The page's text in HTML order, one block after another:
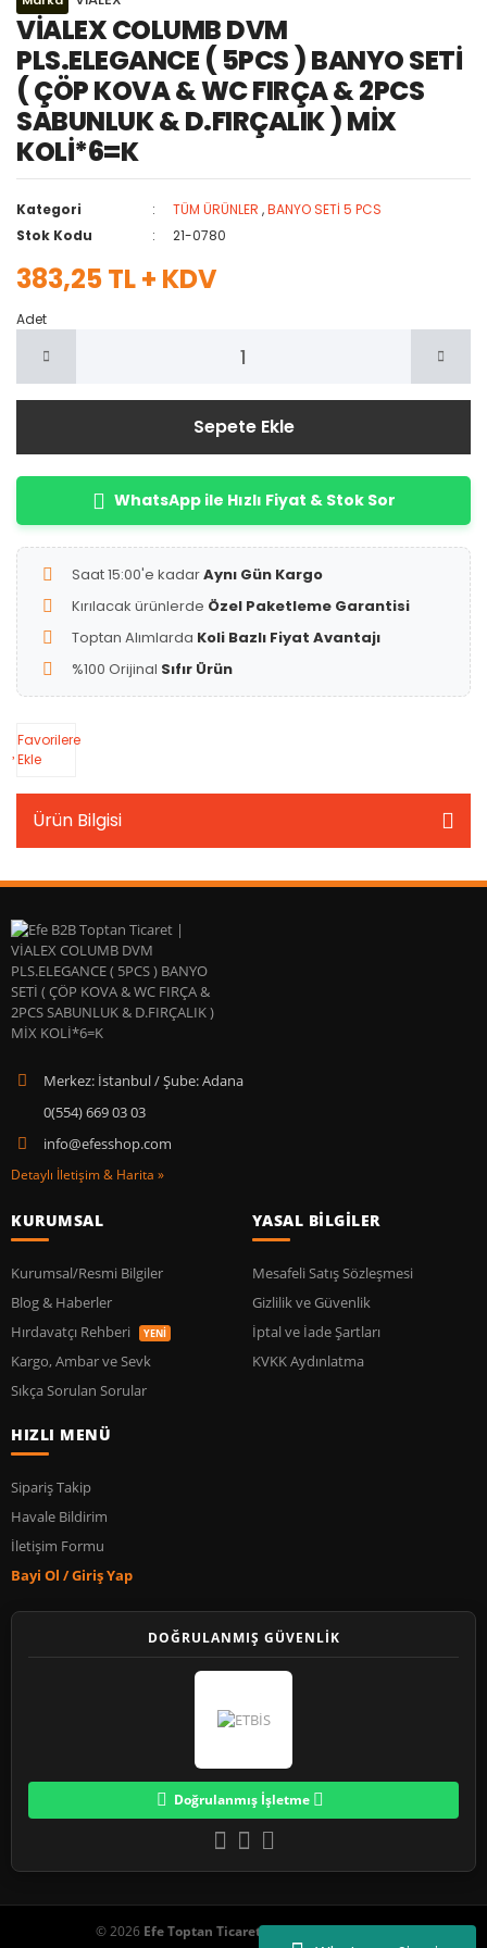
VİALEX COLUMB DVM
PLS.ELEGANCE ( 5PCS ) BANYO SETİ
( ÇÖP KOVA & WC FIRÇA & 2PCS
SABUNLUK & D.FIRÇALIK ) MİX
KOLİ*6=K
Kategori TÜM ÜRÜNLER ,BANYO SETİ 5 PCS
Stok Kodu
21-0780
383,25 TL + KDV
Adet
Sepete Ekle
WhatsApp ile Hızlı Fiyat & Stok Sor
Saat 15:00'e kadarAynı Gün Kargo
Kırılacak ürünlerde Özel Paketleme Garantisi
Toptan Alımlarda Koli Bazlı Fiyat Avantajı
%100 Orijinal Sıfır Ürün
Favorilere
Ekle
Ürün Bilgisi
Merkez: İstanbul / Şube: Adana
0(554) 669 03 03
info@efesshop.com
Detaylı İletişim & Harita »
KURUMSAL
Kurumsal/Resmi Bilgiler
Blog & Haberler
Hırdavatçı Rehberi
YENİ
Kargo, Ambar ve Sevk
Sıkça Sorulan Sorular
YASAL BİLGİLER
Mesafeli Satış Sözleşmesi
Gizlilik ve Güvenlik
İptal ve İade Şartları
KVKK Aydınlatma
HIZLI MENÜ
Sipariş Takip
Havale Bildirim
İletişim Formu
Bayi Ol / Giriş Yap
DOĞRULANMIŞ GÜVENLİK
Doğrulanmış İşletme
© 2026 Efe Toptan Ticaret. Tüm Hakları Saklıdır.